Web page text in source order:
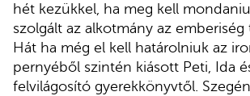
hét kezükkel, ha meg kell
szolgált az alkotmány az
Hát ha még el kell határolniuk az
pernyéből szintén kiásott Peti, Ida
felvilágosító gyerekkönyvtől.